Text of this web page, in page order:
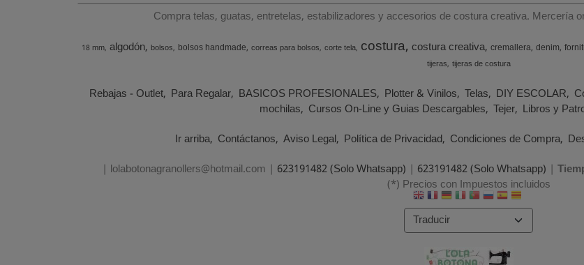
Compra telas, guatas, entretelas, estabilizadores y accesorios de costura creativa. Mercería
18 mm algodón bolsos bolsos handmade correas para bolsos corte tela costura costura creativa cremallera denim
tijeras tijeras de costura
Rebajas - Outlet Para Regalar BASICOS PROFESIONALES Plotter & Vinilos Telas DIY ESCOLAR
mochilas Cursos On-Line y Guias Descargables Tejer Libros y
Ir arriba Contáctanos Aviso Legal Política de Privacidad Condiciones de Compra
| lolabotonagranollers@hotmail.com | 623191482 (Solo Whatsapp) | 623191482 (Solo Whatsapp) |
(*) Precios con Impuestos incluidos